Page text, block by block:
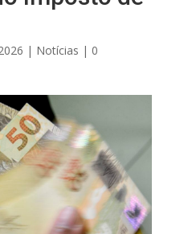
| Notícias | 0